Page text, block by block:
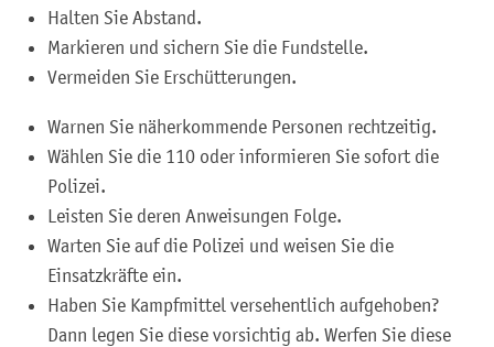
Halten Sie Abstand.
Markieren und sichern Sie die Fundstelle.
Vermeiden Sie Erschütterungen.
Warnen Sie näherkommende Personen rechtzeitig.
Wählen Sie die 110 oder informieren Sie sofort die
Polizei.
Leisten Sie deren Anweisungen Folge.
Warten Sie auf die Polizei und weisen Sie die
Einsatzkräfte ein.
Haben Sie Kampfmittel versehentlich aufgehoben?
Dann legen Sie diese vorsichtig ab. Werfen Sie diese